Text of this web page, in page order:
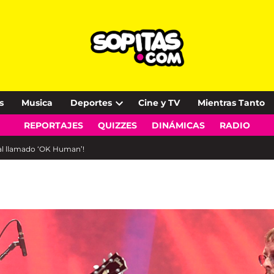
Musica Deportes
Open
dropdown
Cine y TV Mientras Tanto
REPORTAJES QUIZZES DINÁMICAS RADIO
‘OK Human’!